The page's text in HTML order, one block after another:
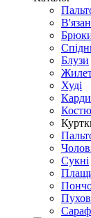
Блузи
Худі
Сукні